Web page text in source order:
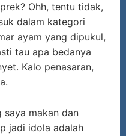
Ohh, tentu tidak,
dalam kategori
ayam yang dipukul,
tau apa bedanya
Kalo penasaran,
makan dan
jadi idola adalah